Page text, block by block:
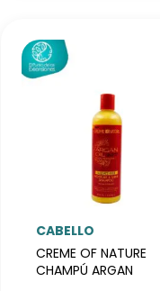
múltiples
variantes.
opciones
la
página
CABELLO
CREME OF NATURE
CHAMPÚ ARGAN